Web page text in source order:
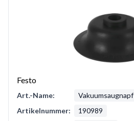
Festo
Art.-Name:
Vakuumsaugnapf
Artikelnummer:
190989